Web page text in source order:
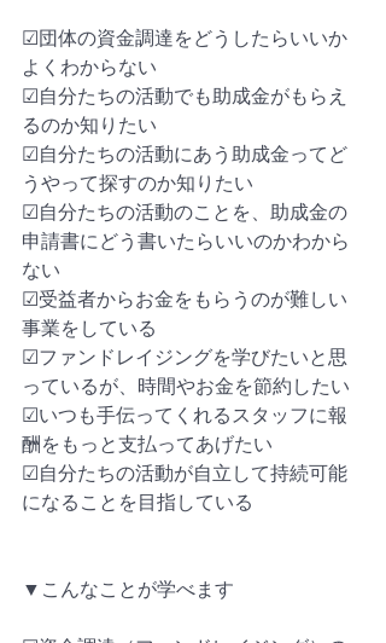
☑︎団体の資金調達をどうしたらいいか
よくわからない
☑︎自分たちの活動でも助成金がもらえ
るのか知りたい
☑︎自分たちの活動にあう助成金ってど
うやって探すのか知りたい
☑︎自分たちの活動のことを、助成金の
申請書にどう書いたらいいのかわから
ない
☑︎受益者からお金をもらうのが難しい
事業をしている
☑︎ファンドレイジングを学びたいと思
っているが、時間やお金を節約したい
☑︎いつも手伝ってくれるスタッフに報
酬をもっと支払ってあげたい
☑︎自分たちの活動が自立して持続可能
になることを目指している
▼こんなことが学べます